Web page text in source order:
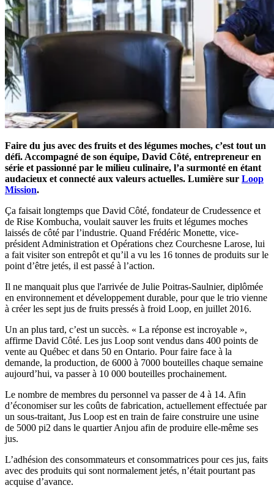
Faire du jus avec des fruits et des légumes moches, c’est tout un
défi. Accompagné de son équipe, David Côté, entrepreneur en
série et passionné par le milieu culinaire, l’a surmonté en étant
audacieux et connecté aux valeurs actuelles. Lumière sur Loop
Mission.
Ça faisait longtemps que David Côté, fondateur de Crudessence et
de Rise Kombucha, voulait sauver les fruits et légumes moches
laissés de côté par l’industrie. Quand Frédéric Monette, vice-
président Administration et Opérations chez Courchesne Larose, lui
a fait visiter son entrepôt et qu’il a vu les 16 tonnes de produits sur le
point d’être jetés, il est passé à l’action.
Il ne manquait plus que l'arrivée de Julie Poitras-Saulnier, diplômée
en environnement et développement durable, pour que le trio vienne
à créer les sept jus de fruits pressés à froid Loop, en juillet 2016.
Un an plus tard, c’est un succès. « La réponse est incroyable »,
affirme David Côté. Les jus Loop sont vendus dans 400 points de
vente au Québec et dans 50 en Ontario. Pour faire face à la
demande, la production, de 6000 à 7000 bouteilles chaque semaine
aujourd’hui, va passer à 10 000 bouteilles prochainement.
Le nombre de membres du personnel va passer de 4 à 14. Afin
d’économiser sur les coûts de fabrication, actuellement effectuée par
un sous-traitant, Jus Loop est en train de faire construire une usine
de 5000 pi2 dans le quartier Anjou afin de produire elle-même ses
jus.
L’adhésion des consommateurs et consommatrices pour ces jus, faits
avec des produits qui sont normalement jetés, n’était pourtant pas
acquise d’avance.